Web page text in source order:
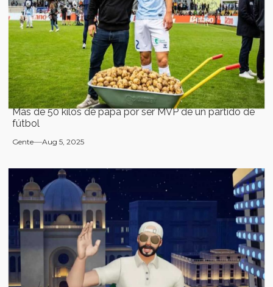
Más de 50 kilos de papa por ser MVP de un partido de
fútbol
Gente Aug 5, 2025